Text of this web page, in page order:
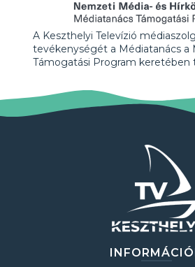
A Keszthelyi Televízió
tevékenységét a Médiatanács a
Támogatási Program keretében